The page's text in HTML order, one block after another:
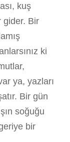
kuş
gider. Bir
ki
ya, yazları
Bir gün
soğuğu
bir